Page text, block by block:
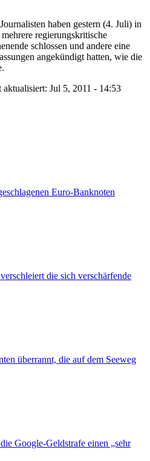
haben gestern (4. Juli) in
regierungskritische
schlossen und andere eine
angekündigt hatten, wie die
aktualisiert: Jul 5, 2011 - 14:53
Euro-Banknoten
die sich verschärfende
überrannt, die auf dem Seeweg
Google-Geldstrafe einen „sehr